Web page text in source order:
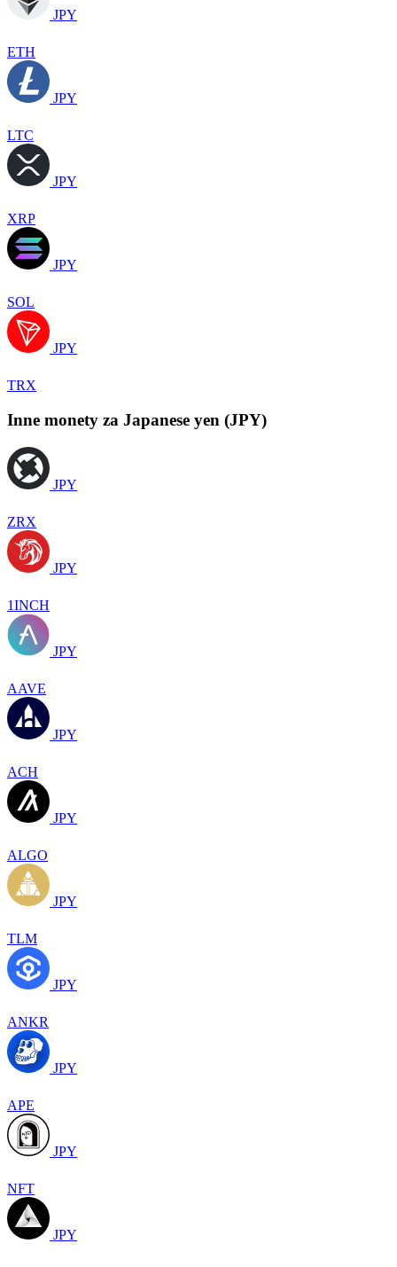
JPY
ETH
JPY
LTC
JPY
XRP
JPY
SOL
JPY
TRX
Inne monety za Japanese yen (JPY)
JPY
ZRX
JPY
1INCH
JPY
AAVE
JPY
ACH
JPY
ALGO
JPY
TLM
JPY
ANKR
JPY
APE
JPY
NFT
JPY